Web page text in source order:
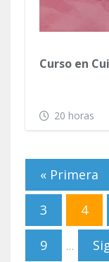
Curso en
20 horas
Páginas
« Primera
3 4
9 …